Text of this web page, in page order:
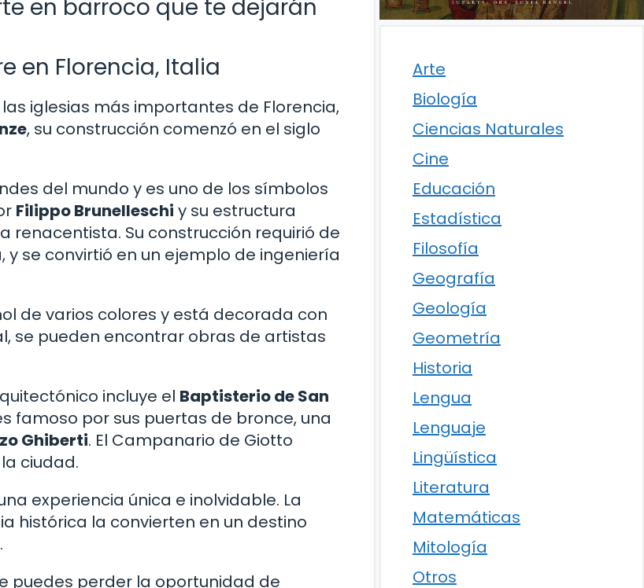
en barroco que te dejarán
en Florencia, Italia
iglesias más importantes de Florencia,
, su construcción comenzó en el siglo
del mundo y es uno de los símbolos
Filippo Brunelleschi y su estructura
renacentista. Su construcción requirió de
se convirtió en un ejemplo de ingeniería
de varios colores y está decorada con
se pueden encontrar obras de artistas
incluye el Baptisterio de San
famoso por sus puertas de bronce, una
Ghiberti. El Campanario de Giotto
ciudad.
experiencia única e inolvidable. La
histórica la convierten en un destino
puedes perder la oportunidad de
Arte
Biología
Ciencias Naturales
Cine
Educación
Estadística
Filosofía
Geografía
Geología
Geometría
Historia
Lengua
Lenguaje
Lingüística
Literatura
Matemáticas
Mitología
Otros